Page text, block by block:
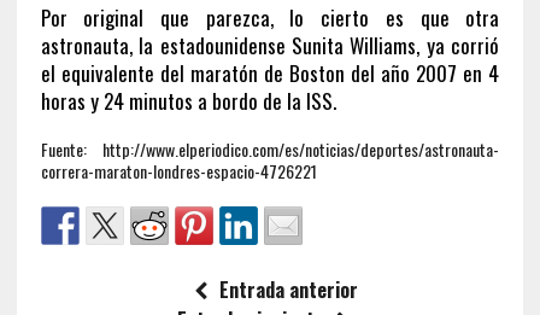
Por original que parezca, lo cierto es que otra
astronauta, la estadounidense Sunita Williams, ya corrió
el equivalente del maratón de Boston del año 2007 en 4
horas y 24 minutos a bordo de la ISS.
Fuente: http://www.elperiodico.com/es/noticias/deportes/astronauta-
correra-maraton-londres-espacio-4726221
Entrada anterior